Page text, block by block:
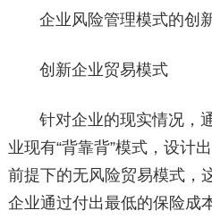
企业风险管理模式的创
创新企业贸易模式
针对企业的现实情况，
业现有“背靠背”模式，设计
前提下的无风险贸易模式，
企业通过付出最低的保险成